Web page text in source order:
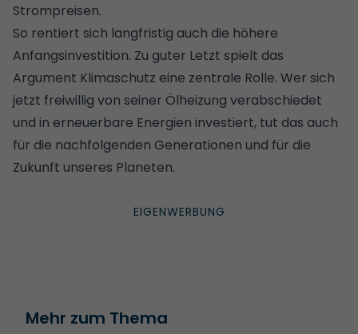
Strompreisen.
So rentiert sich langfristig auch die höhere
Anfangsinvestition. Zu guter Letzt spielt das
Argument Klimaschutz eine zentrale Rolle. Wer sich
jetzt freiwillig von seiner Ölheizung verabschiedet
und in erneuerbare Energien investiert, tut das auch
für die nachfolgenden Generationen und für die
Zukunft unseres Planeten.
Mehr zum Thema